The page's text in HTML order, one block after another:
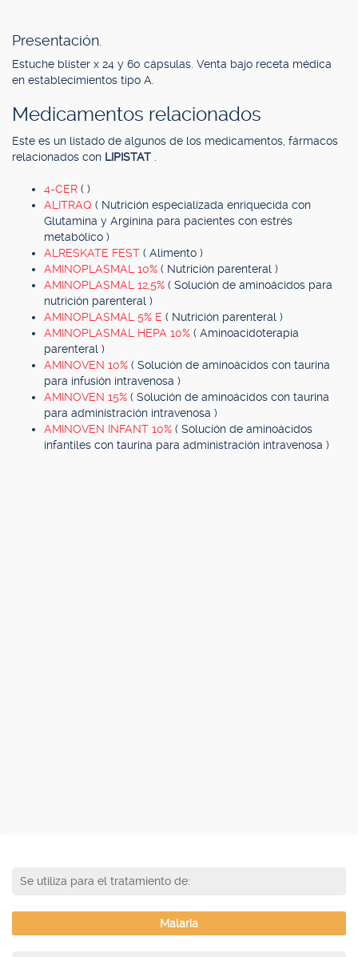
Presentación.
Estuche blíster x 24 y 60 cápsulas. Venta bajo receta médica
en establecimientos tipo A.
Medicamentos relacionados
Este es un listado de algunos de los medicamentos, fármacos
relacionados con LIPISTAT
4-CER ( )
ALITRAQ ( Nutrición especializada enriquecida con
Glutamina y Arginina para pacientes con estrés
metabólico )
ALRESKATE FEST ( Alimento )
AMINOPLASMAL 10% ( Nutrición parenteral )
AMINOPLASMAL 12,5% ( Solución de aminoácidos para
nutrición parenteral )
AMINOPLASMAL 5% E ( Nutrición parenteral )
AMINOPLASMAL HEPA 10% ( Aminoacidoterapia
parenteral )
AMINOVEN 10% ( Solución de aminoácidos con taurina
para infusión intravenosa )
AMINOVEN 15% ( Solución de aminoácidos con taurina
para administración intravenosa )
AMINOVEN INFANT 10% ( Solución de aminoácidos
infantiles con taurina para administración intravenosa )
Se utiliza para el tratamiento de:
Malaria